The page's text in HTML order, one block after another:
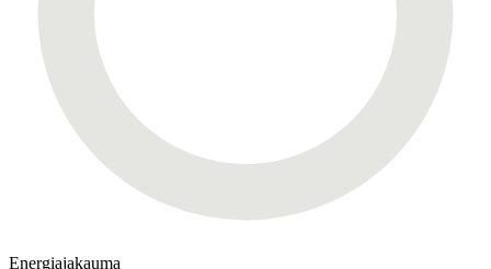
Energiajakauma